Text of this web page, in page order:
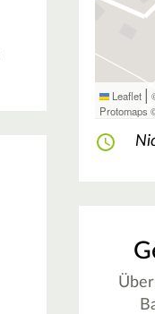
Leaflet |
Protomaps